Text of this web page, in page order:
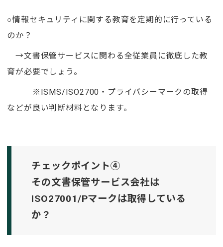
○情報セキュリティに関する教育を定期的に行っている
のか？
→文書保管サービスに関わる全従業員に徹底した教
育が必要でしょう。
※ISMS/ISO2700・プライバシーマークの取得
などが良い判断材料となります。
チェックポイント④
その文書保管サービス会社は
ISO27001/Pマークは取得している
か？